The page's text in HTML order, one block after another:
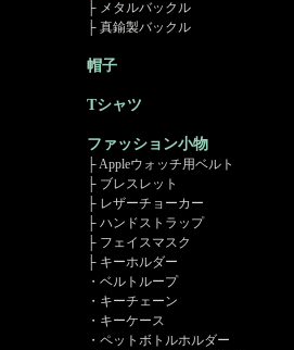
├ メタルバックル
├ 真鍮製バックル
帽子
Tシャツ
ファッション小物
├ Appleウォッチ用ベルト
├ ブレスレット
├ レザーチョーカー
├ ハンドストラップ
├ フェイスマスク
├ キーホルダー
・ベルトループ
・キーチェーン
・キーケース
・ペットボトルホルダー